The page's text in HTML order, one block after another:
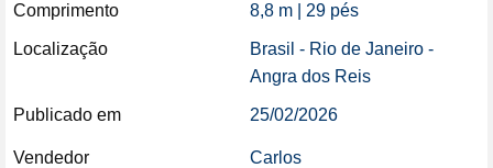
Comprimento 8,8 m | 29 pés
Localização
Brasil - Rio de Janeiro -
Angra dos Reis
Publicado em 25/02/2026
Vendedor Carlos